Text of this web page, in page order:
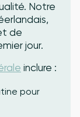
Notre
de
jour.
inclure :
pour